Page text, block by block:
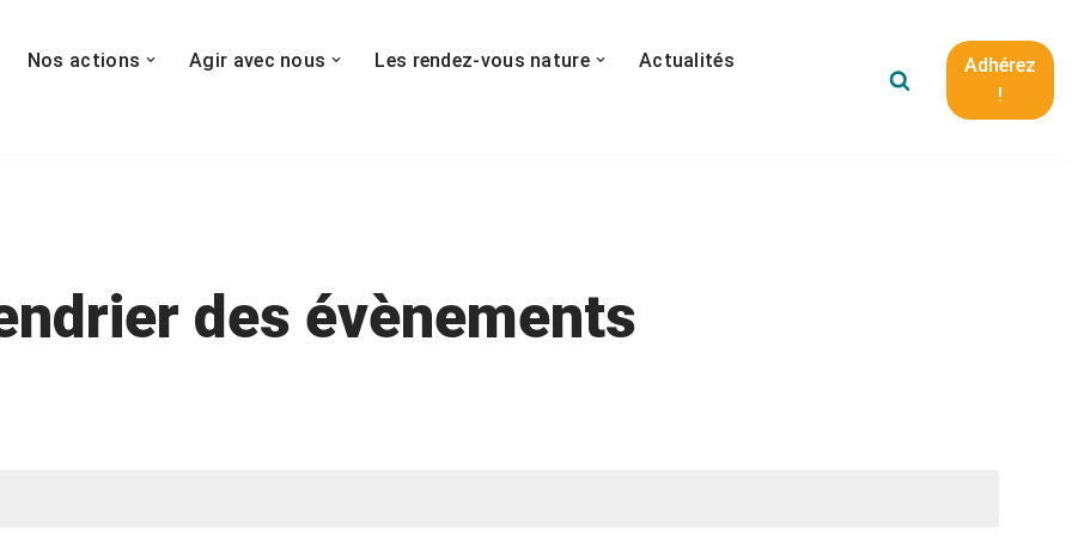
Nos actions Agir avec nous Les rendez-vous nature
Actualités
Adhérez
!
des évènements